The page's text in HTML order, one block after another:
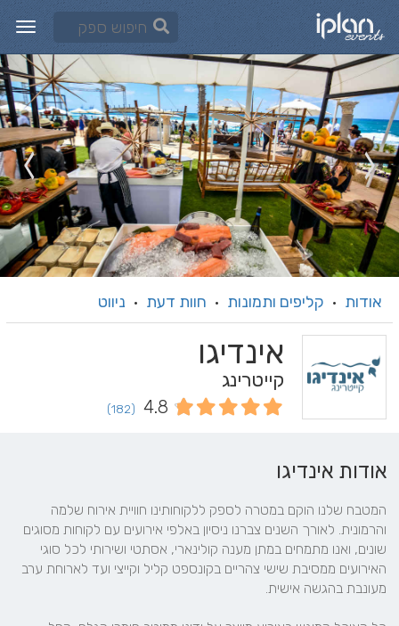
אודות · קליפים ותמונות · חוות דעת · ניווט
אינדיגו
קייטרינג
4.8
(182)
אודות אינדיגו